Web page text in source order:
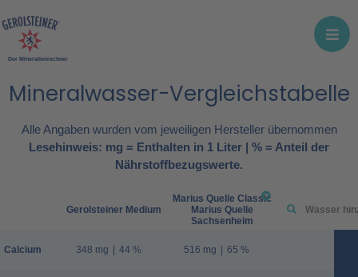
Der Mineralienrechner
Mineralwasser-Vergleichstabelle
Alle Angaben wurden vom jeweiligen Hersteller übernommen
Lesehinweis: mg = Enthalten in 1 Liter | % = Anteil der
Nährstoffbezugswerte.
Calcium
Gerolsteiner Medium
348 mg | 44 %
Marius Quelle Classic
Marius Quelle
Sachsenheim
516 mg | 65 %